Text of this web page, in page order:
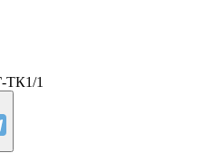
1